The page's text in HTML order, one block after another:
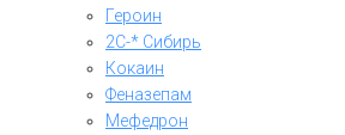
Героин
2C-* Сибирь
Кокаин
Феназепам
Мефедрон